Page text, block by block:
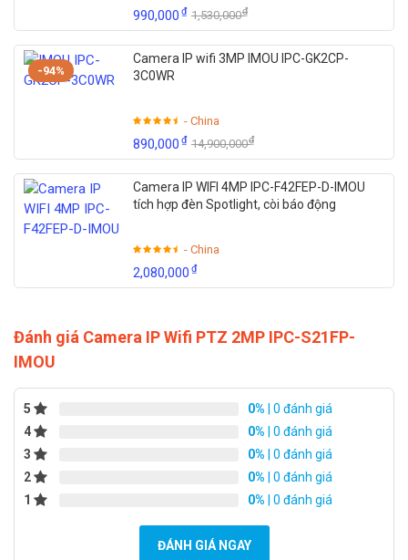
990,000₫ 1,530,000₫
-94%
Camera IP wifi 3MP IMOU IPC-GK2CP-
3C0WR
- China
890,000₫ 14,900,000₫
Camera IP WIFI 4MP IPC-F42FEP-D-IMOU
tích hợp đèn Spotlight, còi báo động
- China
2,080,000₫
Đánh giá Camera IP Wifi PTZ 2MP IPC-S21FP-
IMOU
5 0% | 0 đánh giá
4
0% | 0 đánh giá
3
0% | 0 đánh giá
2
0% | 0 đánh giá
1
0% | 0 đánh giá
ĐÁNH GIÁ NGAY